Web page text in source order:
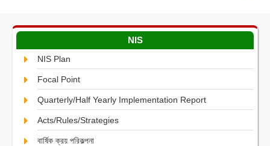
NIS
NIS Plan
Focal Point
Quarterly/Half Yearly Implementation Report
Acts/Rules/Strategies
বার্ষিক ক্রয় পরিকল্পনা